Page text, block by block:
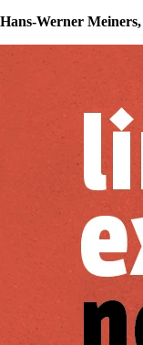
Hans-Werner